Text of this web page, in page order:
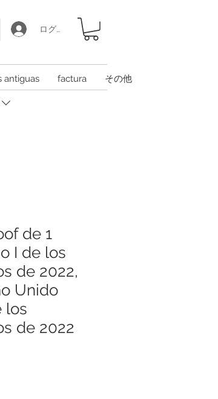
ログイン
antiguas factura その他
de 1
I de los
de 2022,
Unido
los
de 2022